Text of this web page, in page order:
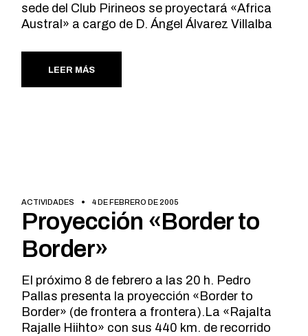
sede del Club Pirineos se proyectará «Africa
Austral» a cargo de D. Ángel Álvarez Villalba
LEER MÁS
ACTIVIDADES 4 DE FEBRERO DE 2005
Proyección «Border to
Border»
El próximo 8 de febrero a las 20 h. Pedro
Pallas presenta la proyección «Border to
Border» (de frontera a frontera).La «Rajalta
Rajalle Hiihto» con sus 440 km. de recorrido